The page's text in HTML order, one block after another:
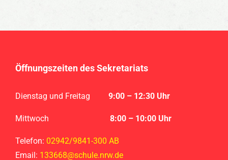
Öffnungszeiten des Sekretariats
Dienstag und Freitag 9:00 – 12:30 Uhr
Mittwoch 8:00 – 10:00 Uhr
Telefon: 02942/9841-300 AB
Email: 133668@schule.nrw.de